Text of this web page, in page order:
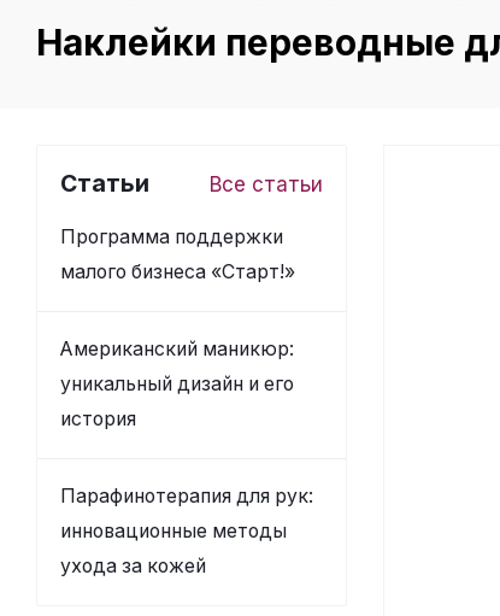
Наклейки переводные
Статьи Все статьи
Программа поддержки
малого бизнеса «Старт!»
Американский маникюр:
уникальный дизайн и его
история
Парафинотерапия для рук:
инновационные методы
ухода за кожей